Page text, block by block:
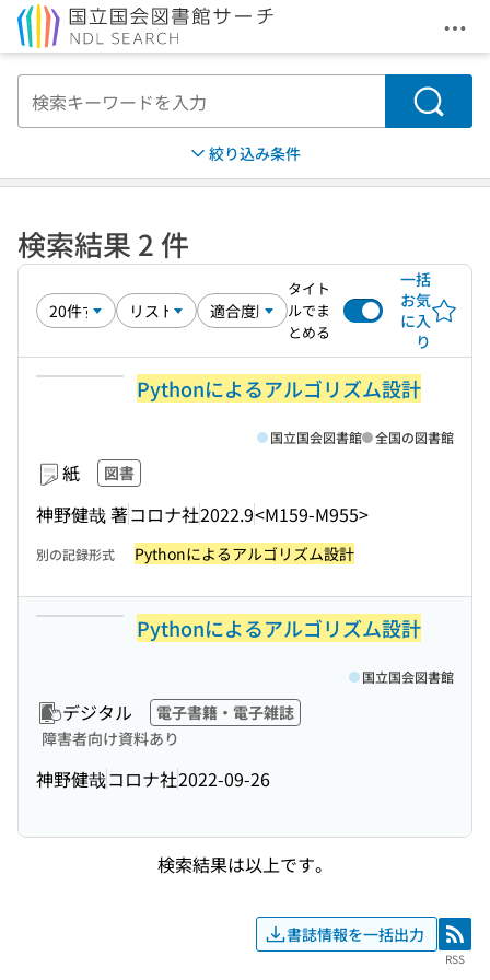
メ
検索
絞り込み条件
検索結果 2 件
タイト
ルでま
とめる
一括
お気
に入
り
Pythonによるアルゴリズム設計
紙 図書
神野健哉 著コロナ社2022.9<M159-M955>
国立国会図書館 全国の図書館
別の記録形式 Pythonによるアルゴリズム設計
Pythonによるアルゴリズム設計
デジタル
電子書籍・電子雑誌
障害者向け資料あり
神野健哉コロナ社2022-09-26
国立国会図書館
検索結果は以上です。
書誌情報を一括出力 RSS
RSS